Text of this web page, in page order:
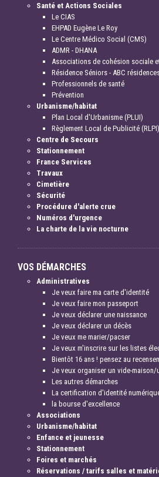
Santé et Actions Sociales
Le CIAS
EHPAD Eugène Le Roy
Le Centre Médico Social (CMS)
ADMR - DHANA
Associations de cohésion sociale
Résidence Séniors - ABC
Professionnels de santé
Prévention
Urbanisme/habitat
Plan Local d'Urbanisme (PLUI)
Règlement Local de Publicité (RLPI)
Centre de Secours
Stationnement
France Services
Travaux
Cimetière
Sécurité
Procédure d'alerte crue
Numéros d'urgence
La charte de la vie nocturne
VOS DÉMARCHES
Administratives
Je veux faire ma carte d'identité
Je veux faire mon passeport
Je veux déclarer une naissance
Je veux déclarer un décès
Je veux me marier/pacser
Je veux m'inscrire sur les listes
Bientôt 16 ans ! pensez au
Je veux organiser un vide-maison/
Les autres démarches
La certification d'identité
la bourse d'excellence
Associations
Urbanisme/habitat
Enfance et jeunesse
Stationnement
Foires et marchés
Réservations / tarifs salles et